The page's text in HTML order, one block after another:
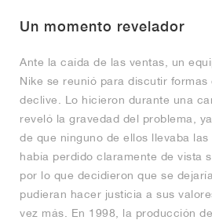
Un momento revelador
Ante la caída de las ventas, un
Nike se reunió para discutir
declive. Lo hicieron durante una
reveló la gravedad del problema,
de que ninguno de ellos llevaba
había perdido claramente de vista
por lo que decidieron que se
pudieran hacer justicia a sus
vez más. En 1998, la producción